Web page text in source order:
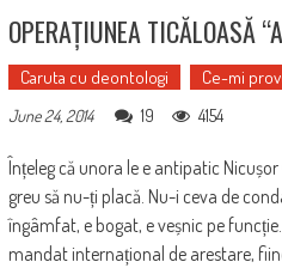
OPERAȚIUNEA TICĂLOASĂ
Caruta cu deontologi Ce-mi
June 24, 2014
19 4154
Înțeleg că unora le e antipatic
greu să nu-ți placă. Nu-i ceva de
îngâmfat, e bogat, e veșnic pe
mandat internațional de arestare,